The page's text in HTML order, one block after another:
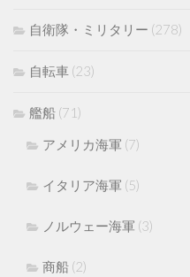
自衛隊・ミリタリー (278)
自転車 (23)
艦船 (71)
アメリカ海軍 (7)
イタリア海軍 (5)
ノルウェー海軍 (3)
商船 (2)